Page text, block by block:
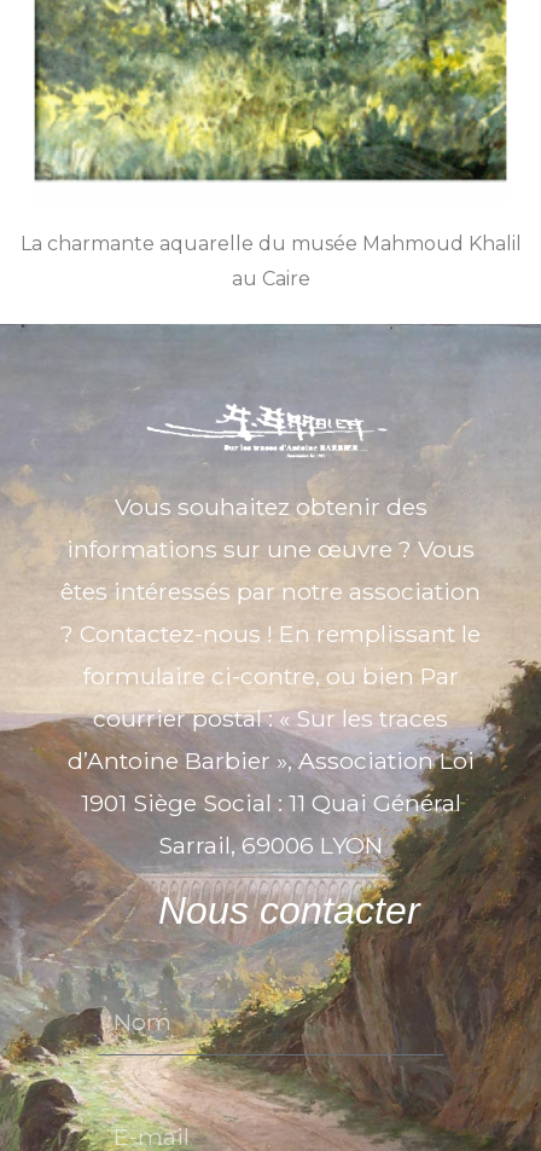
La charmante aquarelle du musée Mahmoud Khalil
au Caire
Vous souhaitez obtenir des
informations sur une œuvre ? Vous
êtes intéressés par notre association
? Contactez-nous ! En remplissant le
formulaire ci-contre, ou bien Par
courrier postal : « Sur les traces
d’Antoine Barbier », Association Loi
1901 Siège Social : 11 Quai Général
Sarrail, 69006 LYON
Nous contacter
Nom
E-mail